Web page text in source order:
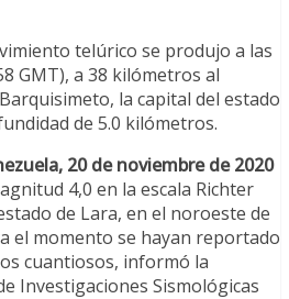
telúrico se produjo a las
GMT), a 38 kilómetros al
la capital del estado
de 5.0 kilómetros.
20 de noviembre de 2020
4,0 en la escala Richter
de Lara, en el noroeste de
el momento se hayan reportado
cuantiosos, informó la
Investigaciones Sismológicas